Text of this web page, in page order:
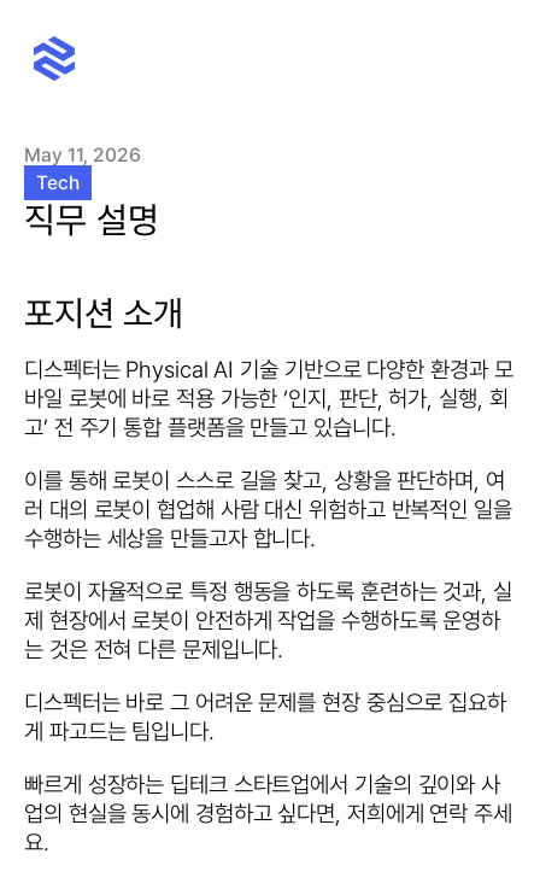
May 11, 2026
Tech
직무 설명
포지션 소개
디스펙터는 Physical AI 기술 기반으로 다양한 환경과 모
바일 로봇에 바로 적용 가능한 ‘인지, 판단, 허가, 실행, 회
고’ 전 주기 통합 플랫폼을 만들고 있습니다.
이를 통해 로봇이 스스로 길을 찾고, 상황을 판단하며, 여
러 대의 로봇이 협업해 사람 대신 위험하고 반복적인 일을
수행하는 세상을 만들고자 합니다.
로봇이 자율적으로 특정 행동을 하도록 훈련하는 것과, 실
제 현장에서 로봇이 안전하게 작업을 수행하도록 운영하
는 것은 전혀 다른 문제입니다.
디스펙터는 바로 그 어려운 문제를 현장 중심으로 집요하
게 파고드는 팀입니다.
빠르게 성장하는 딥테크 스타트업에서 기술의 깊이와 사
업의 현실을 동시에 경험하고 싶다면, 저희에게 연락 주세
요.
News
Package
Ask for a quote